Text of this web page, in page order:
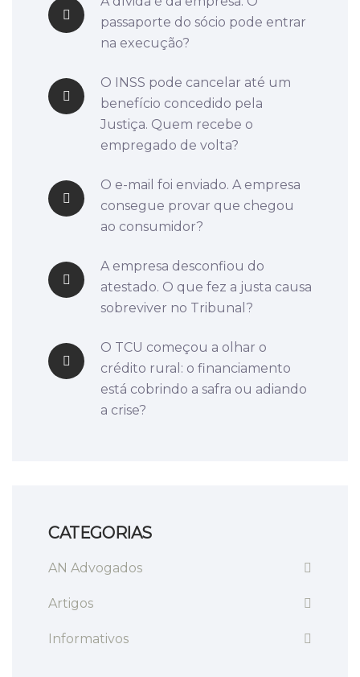
passaporte do sócio pode entrar
na execução?
O INSS pode cancelar até um
benefício concedido pela
Justiça. Quem recebe o
empregado de volta?
O e-mail foi enviado. A empresa
consegue provar que chegou
ao consumidor?
A empresa desconfiou do
atestado. O que fez a justa causa
sobreviver no Tribunal?
O TCU começou a olhar o
crédito rural: o financiamento
está cobrindo a safra ou adiando
a crise?
CATEGORIAS
AN Advogados
Artigos
Informativos